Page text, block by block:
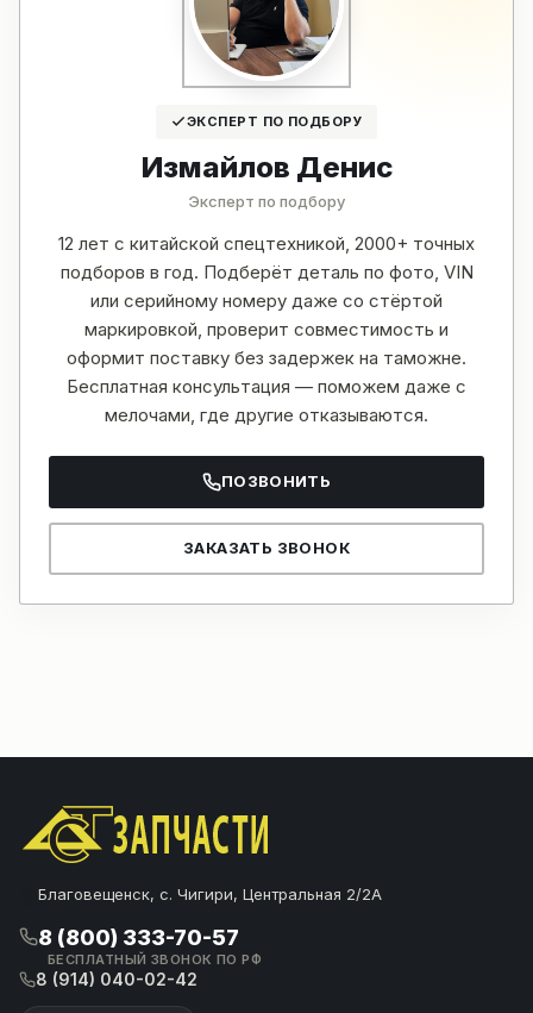
ЭКСПЕРТ ПО ПОДБОРУ
Измайлов Денис
Эксперт по подбору
12 лет с китайской спецтехникой, 2000+ точных
подборов в год. Подберёт деталь по фото, VIN
или серийному номеру даже со стёртой
маркировкой, проверит совместимость и
оформит поставку без задержек на таможне.
Бесплатная консультация — поможем даже с
мелочами, где другие отказываются.
ПОЗВОНИТЬ
ЗАКАЗАТЬ ЗВОНОК
Благовещенск, с. Чигири, Центральная 2/2А
8 (800) 333-70-57
БЕСПЛАТНЫЙ ЗВОНОК ПО РФ
8 (914) 040-02-42